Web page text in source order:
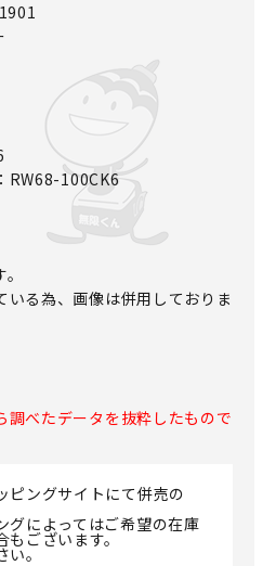
RW68-100CK6
いる為、画像は併用しておりま
べたデータを抜粋したもので
ピングサイトにて併売の
によってはご希望の在庫
ございます。
。